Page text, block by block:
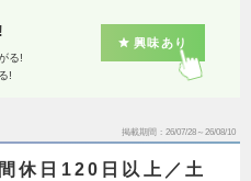
る!
!
興味あり
掲載期間 26/07/28～26/08/10
休日120日以上／土